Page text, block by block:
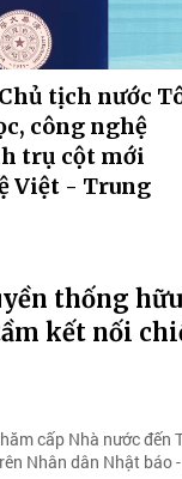
tịch nước
công nghệ
trụ cột mới
Việt - Trung
thống
kết nối
cấp Nhà nước đến
Nhân dân Nhật báo